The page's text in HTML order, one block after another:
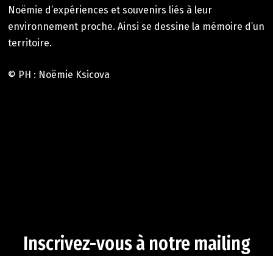
Noëmie d’expériences et souvenirs liés à leur
environnement proche. Ainsi se dessine la mémoire d’un
territoire.
© PH : Noëmie Ksicova
Inscrivez-vous à notre mailing